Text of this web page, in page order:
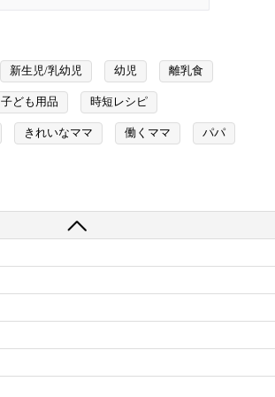
新生児/乳幼児 幼児 離乳食
子ども用品 時短レシピ
きれいなママ 働くママ パパ